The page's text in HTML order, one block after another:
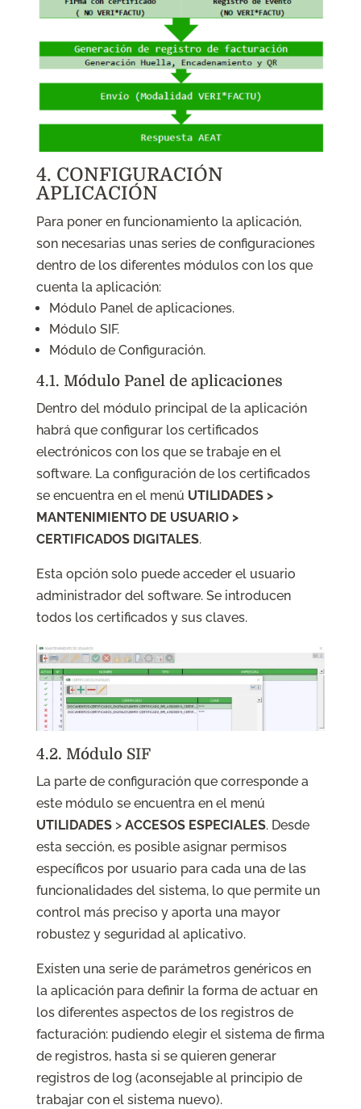
4. CONFIGURACIÓN
APLICACIÓN
Para poner en funcionamiento la aplicación,
son necesarias unas series de configuraciones
dentro de los diferentes módulos con los que
cuenta la aplicación:
Módulo Panel de aplicaciones.
Módulo SIF.
Módulo de Configuración.
4.1. Módulo Panel de aplicaciones
Dentro del módulo principal de la aplicación
habrá que configurar los certificados
electrónicos con los que se trabaje en el
software. La configuración de los certificados
se encuentra en el menú UTILIDADES >
MANTENIMIENTO DE USUARIO >
CERTIFICADOS DIGITALES.
Esta opción solo puede acceder el usuario
administrador del software. Se introducen
todos los certificados y sus claves.
4.2. Módulo SIF
La parte de configuración que corresponde a
este módulo se encuentra en el menú
UTILIDADES> ACCESOS ESPECIALES. Desde
esta sección, es posible asignar permisos
específicos por usuario para cada una de las
funcionalidades del sistema, lo que permite un
control más preciso y aporta una mayor
robustez y seguridad al aplicativo.
Existen una serie de parámetros genéricos en
la aplicación para definir la forma de actuar en
los diferentes aspectos de los registros de
facturación: pudiendo elegir el sistema de firma
de registros, hasta si se quieren generar
registros de log (aconsejable al principio de
trabajar con el sistema nuevo).